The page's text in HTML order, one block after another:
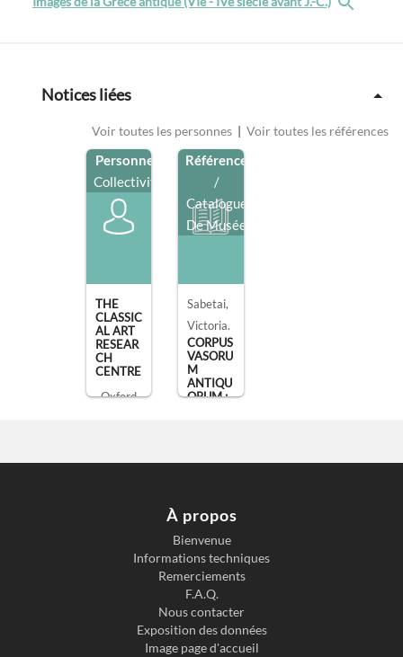
Notices liées
Voir toutes les personnes | Voir toutes les références
Personne
Collectivité
THE
CLASSIC
AL ART
RESEAR
CH
CENTRE
, Oxford
Référence
/
Catalogue
De Musée
Sabetai,
Victoria.
CORPUS
VASORU
M
ANTIQU
ORUM :
y of
Athens,
2001
À propos
Bienvenue
Informations techniques
Remerciements
F.A.Q.
Nous contacter
Exposition des données
Image page d'accueil